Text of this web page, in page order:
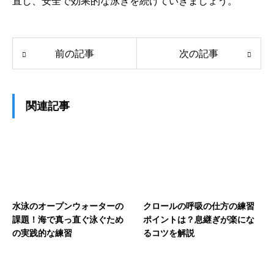
前の記事 次の記事
関連記事
水泳のオープンウォーターの
課題！海で真っ直ぐ泳ぐため
の実践的な練習
クロールの呼吸の仕方の練習
ポイントは？息継ぎが楽にな
るコツを解説